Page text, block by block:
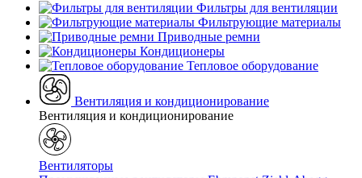
Фильтры для вентиляции
Фильтрующие материалы
Приводные ремни
Кондиционеры
Тепловое оборудование
Вентиляция и кондиционирование
Вентиляция и кондиционирование
Вентиляторы